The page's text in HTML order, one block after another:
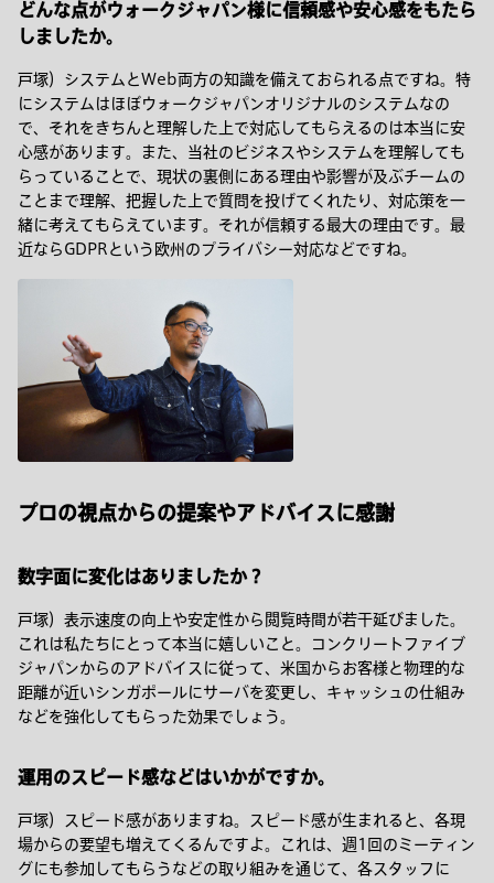
どんな点がウォークジャパン様に信頼感や安心感をもたら
しましたか。
戸塚）システムとWeb両方の知識を備えておられる点ですね。特
にシステムはほぼウォークジャパンオリジナルのシステムなの
で、それをきちんと理解した上で対応してもらえるのは本当に安
心感があります。また、当社のビジネスやシステムを理解しても
らっていることで、現状の裏側にある理由や影響が及ぶチームの
ことまで理解、把握した上で質問を投げてくれたり、対応策を一
緒に考えてもらえています。それが信頼する最大の理由です。最
近ならGDPRという欧州のプライバシー対応などですね。
プロの視点からの提案やアドバイスに感謝
数字面に変化はありましたか？
戸塚）表示速度の向上や安定性から閲覧時間が若干延びました。
これは私たちにとって本当に嬉しいこと。コンクリートファイブ
ジャパンからのアドバイスに従って、米国からお客様と物理的な
距離が近いシンガポールにサーバを変更し、キャッシュの仕組み
などを強化してもらった効果でしょう。
運用のスピード感などはいかがですか。
戸塚）スピード感がありますね。スピード感が生まれると、各現
場からの要望も増えてくるんですよ。これは、週1回のミーティン
グにも参加してもらうなどの取り組みを通じて、各スタッフに